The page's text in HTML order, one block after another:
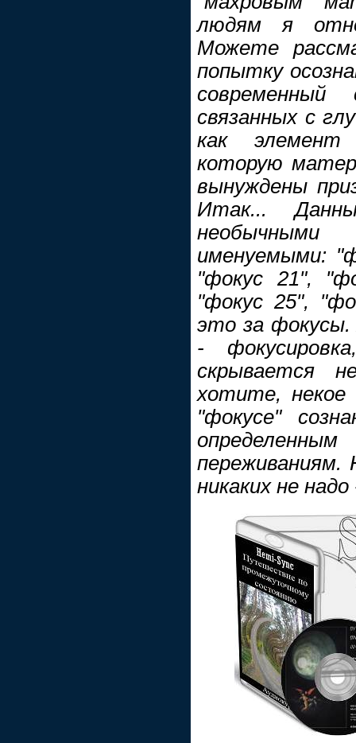
людям я
Можете
попытку
современный
связанных с
как элемент
которую
вынуждены
Итак...
именуемыми:
"фокус 21",
"фокус 25",
это за
-
скрывается
хотите, некое
"фокусе"
никаких не